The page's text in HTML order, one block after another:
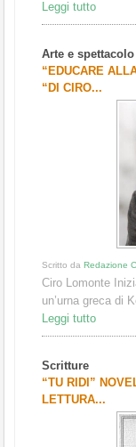
Leggi tutto
Arte e spettacolo
“EDUCARE
“DI CIRO...
Scritto da Redazione
Ciro Lomonte
un’urna greca di
Leggi tutto
Scritture
“TU RIDI”
LETTURA...